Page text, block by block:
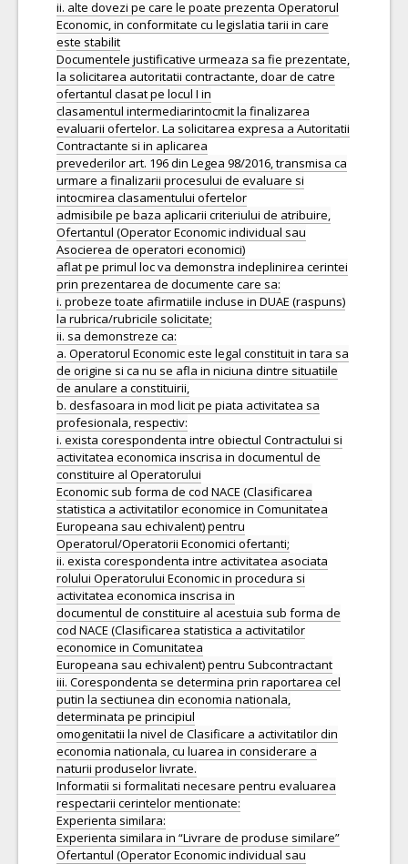
ii. alte dovezi pe care le poate prezenta Operatorul
Economic, in conformitate cu legislatia tarii in care
este stabilit
Documentele justificative urmeaza sa fie prezentate,
la solicitarea autoritatii contractante, doar de catre
ofertantul clasat pe locul I in
clasamentul intermediarintocmit la finalizarea
evaluarii ofertelor. La solicitarea expresa a Autoritatii
Contractante si in aplicarea
prevederilor art. 196 din Legea 98/2016, transmisa ca
urmare a finalizarii procesului de evaluare si
intocmirea clasamentului ofertelor
admisibile pe baza aplicarii criteriului de atribuire,
Ofertantul (Operator Economic individual sau
Asocierea de operatori economici)
aflat pe primul loc va demonstra indeplinirea cerintei
prin prezentarea de documente care sa:
i. probeze toate afirmatiile incluse in DUAE (raspuns)
la rubrica/rubricile solicitate;
ii. sa demonstreze ca:
a. Operatorul Economic este legal constituit in tara sa
de origine si ca nu se afla in niciuna dintre situatiile
de anulare a constituirii,
b. desfasoara in mod licit pe piata activitatea sa
profesionala, respectiv:
i. exista corespondenta intre obiectul Contractului si
activitatea economica inscrisa in documentul de
constituire al Operatorului
Economic sub forma de cod NACE (Clasificarea
statistica a activitatilor economice in Comunitatea
Europeana sau echivalent) pentru
Operatorul/Operatorii Economici ofertanti;
ii. exista corespondenta intre activitatea asociata
rolului Operatorului Economic in procedura si
activitatea economica inscrisa in
documentul de constituire al acestuia sub forma de
cod NACE (Clasificarea statistica a activitatilor
economice in Comunitatea
Europeana sau echivalent) pentru Subcontractant
iii. Corespondenta se determina prin raportarea cel
putin la sectiunea din economia nationala,
determinata pe principiul
omogenitatii la nivel de Clasificare a activitatilor din
economia nationala, cu luarea in considerare a
naturii produselor livrate.
Informatii si formalitati necesare pentru evaluarea
respectarii cerintelor mentionate:
Experienta similara:
Experienta similara in “Livrare de produse similare”
Ofertantul (Operator Economic individual sau